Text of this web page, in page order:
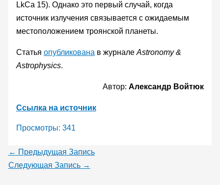
LkCa 15). Однако это первый случай, когда
источник излучения связывается с ожидаемым
местоположением троянской планеты.
Статья опубликована в журнале Astronomy &
Astrophysics.
Автор:Александр Войтюк
Ссылка на источник
Просмотры: 341
← Предыдущая Запись
Следующая Запись →